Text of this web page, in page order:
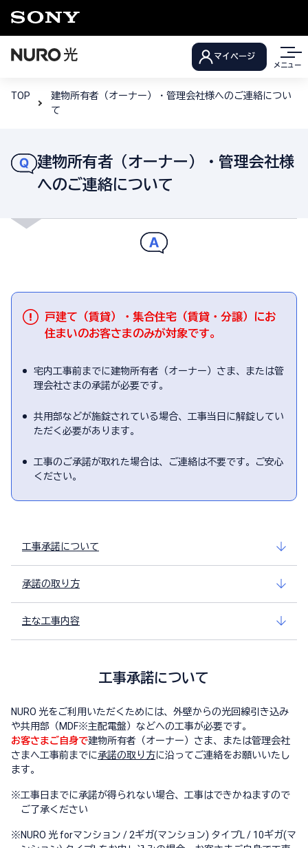
マイページ
メニュー
TOP
建物所有者（オーナー）・管理会社様へのご連絡につい
て
建物所有者（オーナー）・管理会社様
へのご連絡について
戸建て（賃貸）・集合住宅（賃貸・分譲）にお
住まいのお客さまのみが対象です。
宅内工事前までに建物所有者（オーナー）さま、または管
理会社さまの承諾が必要です。
共用部などが施錠されている場合、工事当日に解錠してい
ただく必要があります。
工事のご承諾が取れた場合は、ご連絡は不要です。ご安心
ください。
工事承諾について
承諾の取り方
主な工事内容
工事承諾について
NURO 光をご利用いただくためには、外壁からの光回線引き込み
や共用部（MDF※主配電盤）などへの工事が必要です。
お客さまご自身で建物所有者（オーナー）さま、または管理会社
さまへ工事前までに承諾の取り方に沿ってご連絡をお願いいたし
ます。
※工事日までに承諾が得られない場合、工事はできかねますので
ご了承ください
※NURO 光 forマンション / 2ギガ(マンション) タイプL / 10ギガ(マ